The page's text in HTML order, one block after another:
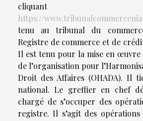
https://
tenu au tribunal du
Registre de commerce et de
Il est tenu pour la mise en œuvre
de l’organisation pour
Droit des Affaires (OHADA). Il
national. Le greffier en chef
chargé de s’occuper des
registre. Il s’agit des opérations